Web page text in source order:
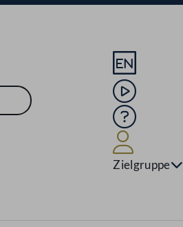
Sprache
Mediathek
Hilfe
Zielgruppe